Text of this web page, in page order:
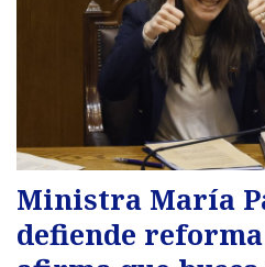
Ministra María
defiende